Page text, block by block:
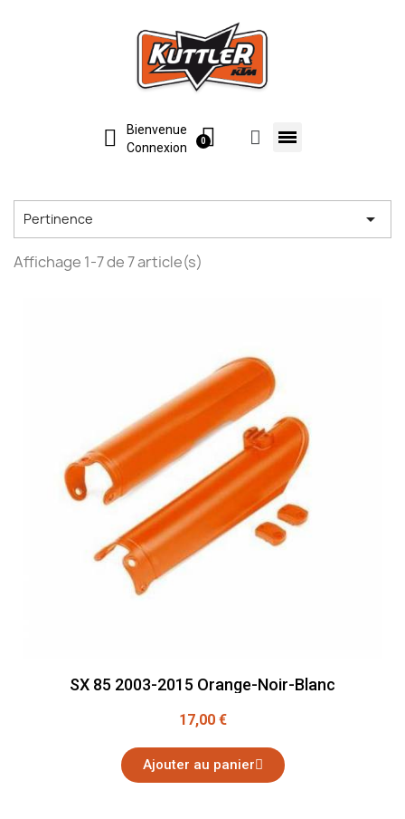
Bienvenue
Connexion
Pertinence 
Affichage 1-7 de 7 article(s)
SX 85 2003-2015 Orange-Noir-Blanc
17,00 €
Ajouter au panier